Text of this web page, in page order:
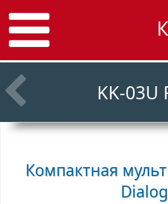
KK-03U
Компактная